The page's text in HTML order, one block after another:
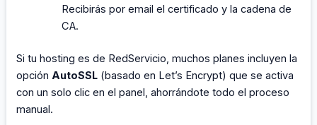
Recibirás por email el certificado y la cadena de
CA.
Si tu hosting es de RedServicio, muchos planes incluyen la
opciónAutoSSL (basado en Let’s Encrypt) que se activa
con un solo clic en el panel, ahorrándote todo el proceso
manual.